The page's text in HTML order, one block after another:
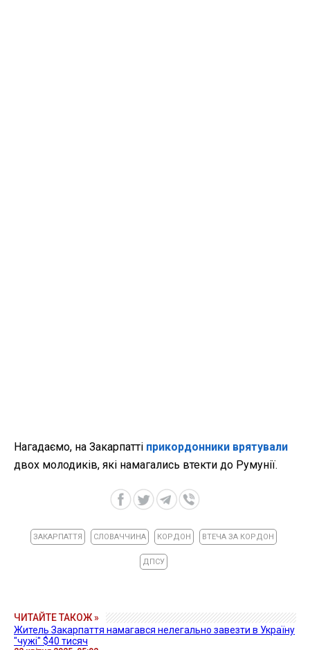
Нагадаємо, на Закарпатті прикордонники врятували
двох молодиків, які намагались втекти до Румунії.
ЗАКАРПАТТЯ СЛОВАЧЧИНА КОРДОН ВТЕЧА ЗА КОРДОН
ДПСУ
ЧИТАЙТЕ ТАКОЖ »
Житель Закарпаття намагався нелегально завезти в Україну
"чужі" $40 тисяч